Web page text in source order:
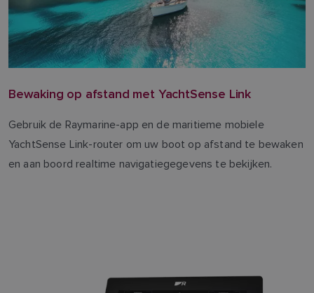
Bewaking op afstand met YachtSense Link
Gebruik de Raymarine-app en de maritieme mobiele
YachtSense Link-router om uw boot op afstand te bewaken
en aan boord realtime navigatiegegevens te bekijken.